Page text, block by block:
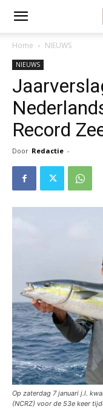
Home NIEUWS
NIEUWS
Record
Door Redactie -
Op zaterdag 7 januari j.l.
(NCRZ) voor de 53e keer